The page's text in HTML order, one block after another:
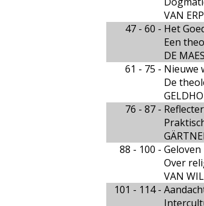
VAN
47 - 60 - Het
Een
DE
61 - 75 - Nieuwe
De
76 - 87 -
88 - 100 - Geloven
Over
VAN
101 - 114 -